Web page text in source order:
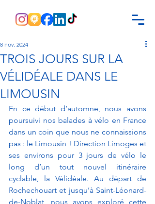
TROIS JOURS SUR LA
VÉLIDÉALE DANS LE
LIMOUSIN
8 nov. 2024
En ce début d’automne, nous avons
poursuivi nos balades à vélo en France
dans un coin que nous ne connaissions
pas : le Limousin ! Direction Limoges et
ses environs pour 3 jours de vélo le
long d’un tout nouvel itinéraire
cyclable, la Vélidéale. Au départ de
Rochechouart et jusqu’à Saint-Léonard-
de-Noblat, nous avons exploré cette